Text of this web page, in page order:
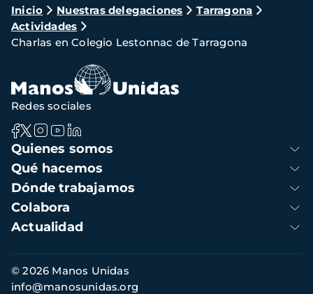
Ruta
de
navegación
Inicio Nuestras delegaciones
Tarragona
Actividades
Charlas en Colegio Lestonnac de Tarragona
Navegación
principal
Quienes somos
Qué hacemos
Dónde trabajamos
Colabora
Actualidad
Redes sociales
Información
de
© 2026 Manos Unidas
info@manosunidas.org